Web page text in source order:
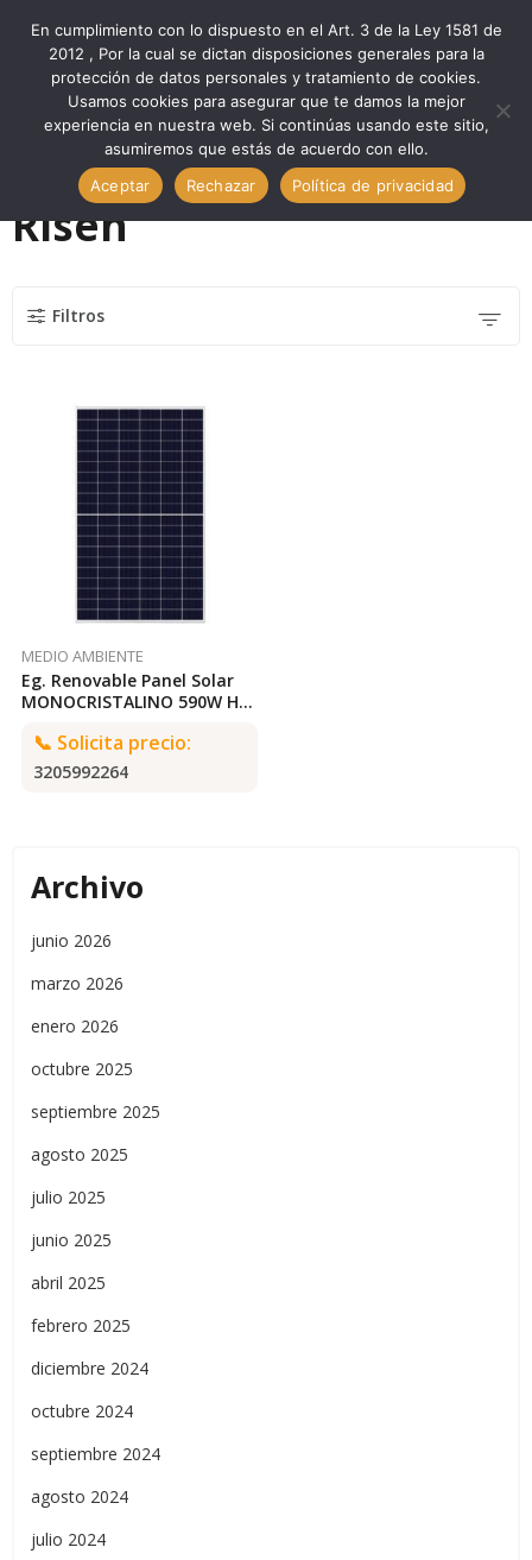
Marcas Risen
Risen
Filtros
MEDIO AMBIENTE
Eg. Renovable Panel Solar
MONOCRISTALINO 590W HC
📞 Solicita precio:
3205992264
Archivo
junio 2026
marzo 2026
enero 2026
octubre 2025
septiembre 2025
agosto 2025
julio 2025
junio 2025
abril 2025
febrero 2025
diciembre 2024
octubre 2024
septiembre 2024
agosto 2024
julio 2024
En cumplimiento con lo dispuesto en el Art. 3 de la Ley 1581 de
2012 , Por la cual se dictan disposiciones generales para la
protección de datos personales y tratamiento de cookies.
Usamos cookies para asegurar que te damos la mejor
experiencia en nuestra web. Si continúas usando este sitio,
asumiremos que estás de acuerdo con ello.
Aceptar
Rechazar Política de privacidad